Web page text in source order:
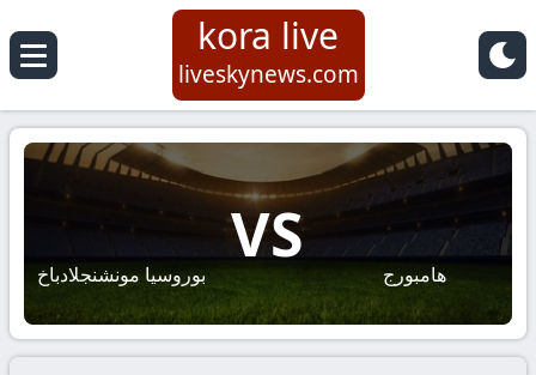
kora live
liveskynews.com
بوروسيا مونشنجلادباخ
VS
هامبورج